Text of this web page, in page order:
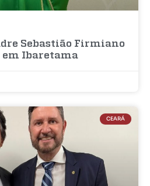
Sebastião Firmiano
Ibaretama
CEARÁ